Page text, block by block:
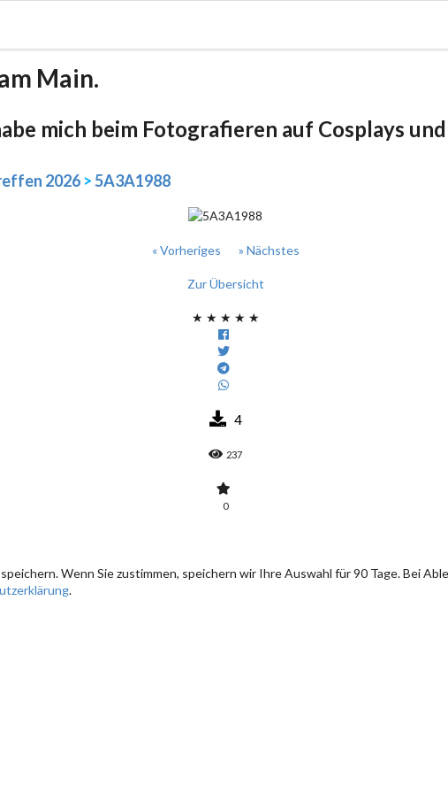
Main.
mich beim Fotografieren auf Cosplays
2026 >5A3A1988
« Vorheriges » Nächstes
Zur Übersicht
★ ★ ★ ★ ★
4
237
0
Wenn Sie zustimmen, speichern wir Ihre Auswahl für 90 Tage. Bei
.